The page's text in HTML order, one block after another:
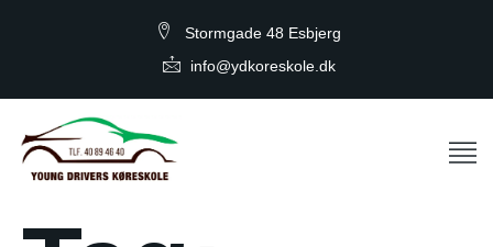
Stormgade 48 Esbjerg
info@ydkoreskole.dk